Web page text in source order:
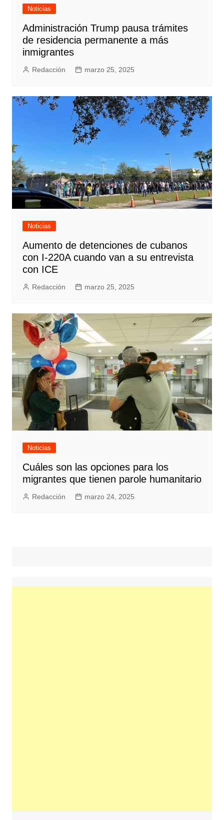
Noticias
Administración Trump pausa trámites
de residencia permanente a más
inmigrantes
Redacción marzo 25, 2025
Noticias
Aumento de detenciones de cubanos
con I-220A cuando van a su entrevista
con ICE
Redacción marzo 25, 2025
Noticias
Cuáles son las opciones para los
migrantes que tienen parole humanitario
Redacción marzo 24, 2025